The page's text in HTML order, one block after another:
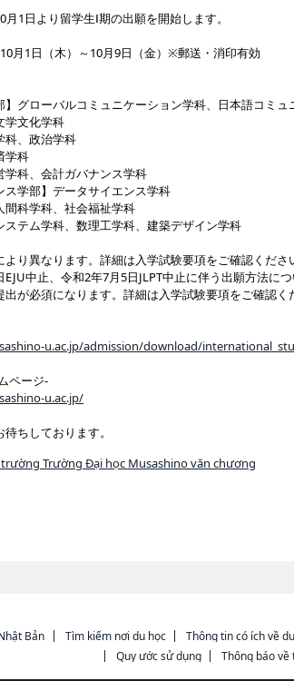
1日より留学生Ⅰ期の出願を開始します。
月1日（木）～10月9日（金）※郵送・消印有効
】グローバルコミュニケーション学科、日本語コミ
学文化学科
科、政治学科
学科
学科、会計ガバナンス学科
ス学部】データサイエンス学科
間科学科、社会福祉学科
ステム学科、数理工学科、建築デザイン学科
り異なります。詳細は入学試験要項をご確認くださ
中止、令和2年7月5日JLPT中止に伴う出願方法に
が必須になります。詳細は入学試験要項をご確認く
u.ac.jp/admission/download/
ページ-
u.ac.jp/
ちしております。
Trường Đại học Musashino văn chương
Bản Tìm kiếm nơi du học Thông tin có ích về
Quy ước sử dụng
Thông báo